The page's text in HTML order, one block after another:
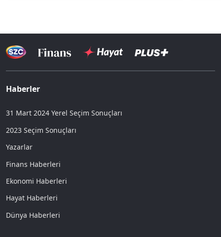
Haberler
31 Mart 2024 Yerel Seçim Sonuçları
2023 Seçim Sonuçları
Yazarlar
Finans Haberleri
Ekonomi Haberleri
Hayat Haberleri
Dünya Haberleri